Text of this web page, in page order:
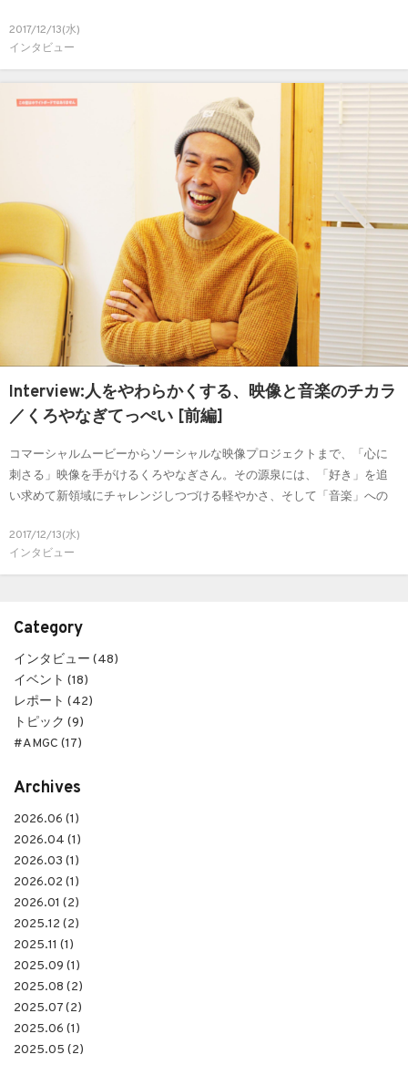
さんの創作活動の源泉をさぐるインタビュー。
2017/12/13(水)
インタビュー
Interview:人をやわらかくする、映像と音楽のチカラ
／くろやなぎてっぺい [前編]
コマーシャルムービーからソーシャルな映像プロジェクトまで、「心に
刺さる」映像を手がけるくろやなぎさん。その源泉には、「好き」を追
い求めて新領域にチャレンジしつづける軽やかさ、そして「音楽」への
2017/12/13(水)
インタビュー
Category
インタビュー (48)
イベント (18)
レポート (42)
トピック (9)
#AMGC (17)
Archives
2026.06 (1)
2026.04 (1)
2026.03 (1)
2026.02 (1)
2026.01 (2)
2025.12 (2)
2025.11 (1)
2025.09 (1)
2025.08 (2)
2025.07 (2)
2025.06 (1)
2025.05 (2)